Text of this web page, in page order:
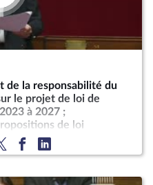
de la responsabilité du
le projet de loi de
à 2027 ;
de loi